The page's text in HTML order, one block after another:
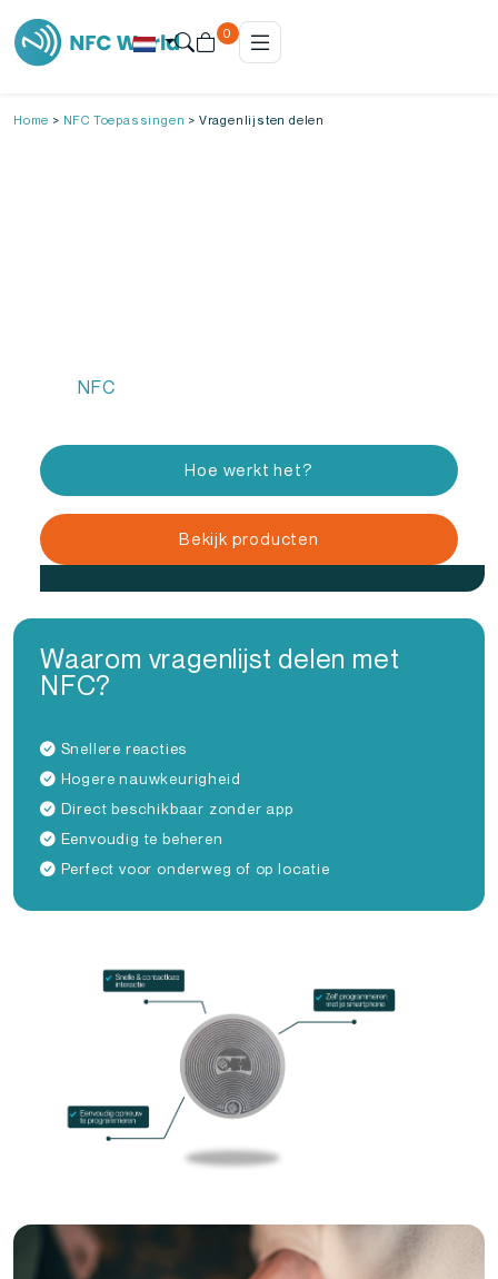
0
Home > NFC Toepassingen > Vragenlijsten delen
MetNFC
Hoe werkt het?
Bekijk producten
Waarom vragenlijst delen met
NFC?
Snellere reacties
Hogere nauwkeurigheid
Direct beschikbaar zonder app
Eenvoudig te beheren
Perfect voor onderweg of op locatie